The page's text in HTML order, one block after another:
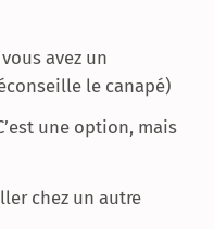
avez un
le canapé)
une option, mais
chez un autre